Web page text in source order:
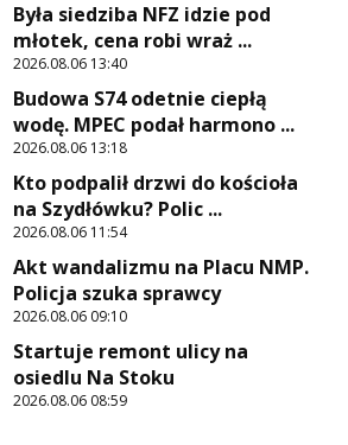
Była siedziba NFZ idzie pod
młotek, cena robi wraż ...
2026.08.06 13:40
Budowa S74 odetnie ciepłą
wodę. MPEC podał harmono ...
2026.08.06 13:18
Kto podpalił drzwi do kościoła
na Szydłówku? Polic ...
2026.08.06 11:54
Akt wandalizmu na Placu NMP.
Policja szuka sprawcy
2026.08.06 09:10
Startuje remont ulicy na
osiedlu Na Stoku
2026.08.06 08:59